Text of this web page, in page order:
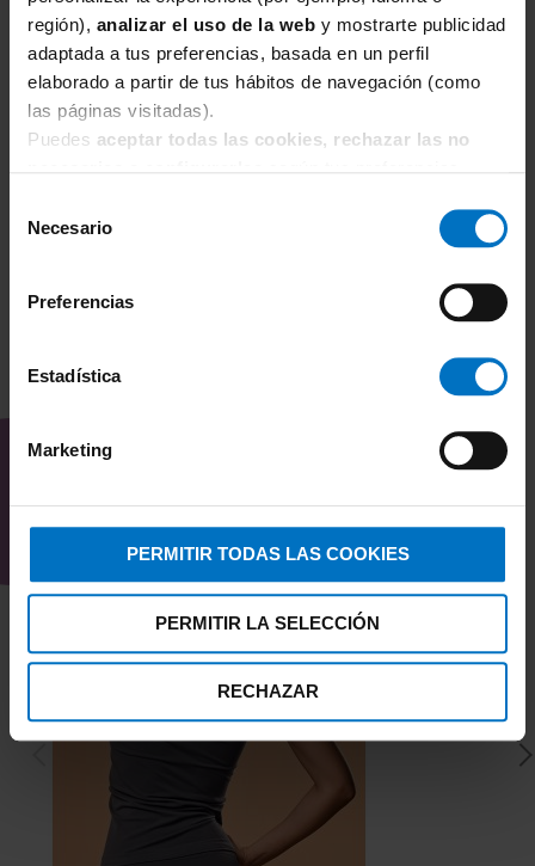
región), analizar el uso de la web y mostrarte publicidad
adaptada a tus preferencias, basada en un perfil
elaborado a partir de tus hábitos de navegación (como
las páginas visitadas).
Puedes aceptar todas las cookies, rechazar las no
Necesario
Preferencias
Estadística
Marketing
PERMITIR TODAS LAS COOKIES
PERMITIR LA SELECCIÓN
RECHAZAR
FOCENZA
Braga Focenza Slip VA Micro 113-Nudo
5,53 €